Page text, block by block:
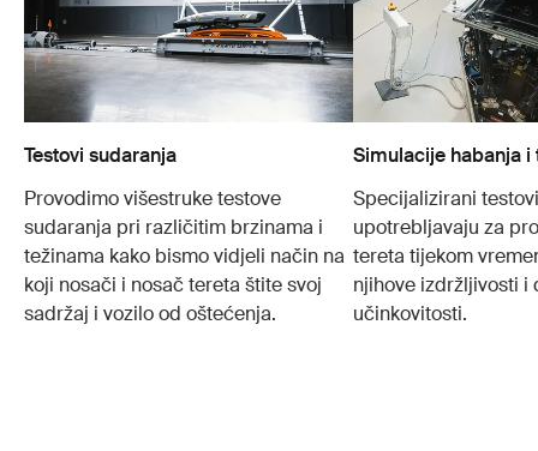
Testovi sudaranja
Provodimo višestruke testove
sudaranja pri različitim brzinama i
težinama kako bismo vidjeli način na
koji nosači i nosač tereta štite svoj
sadržaj i vozilo od oštećenja.
Simulacije habanja i
Specijalizirani
upotrebljavaju za
tereta tijekom
njihove izdržljivosti i
učinkovitosti.